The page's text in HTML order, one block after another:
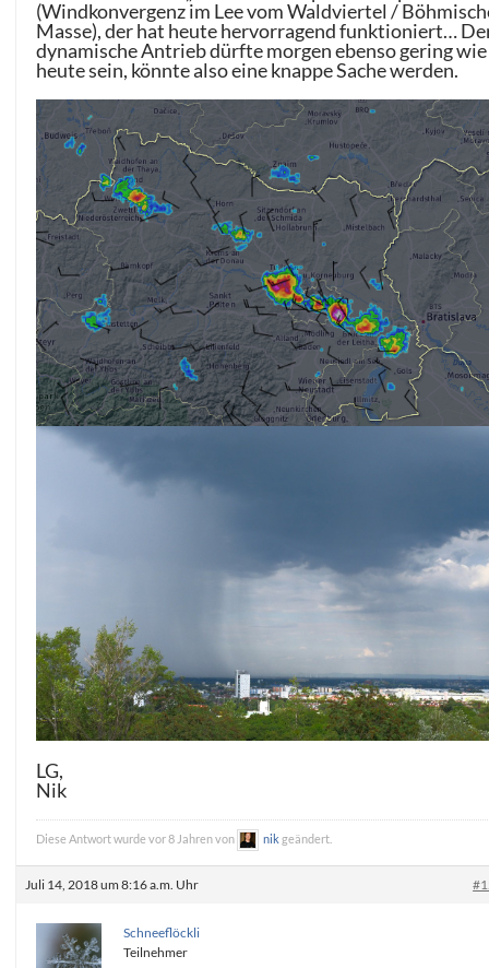
(Windkonvergenz im Lee vom Waldviertel /
Masse), der hat heute hervorragend funktioniert…
dynamische Antrieb dürfte morgen ebenso gering wie
heute sein, könnte also eine knappe Sache werden.
LG,
Nik
Diese Antwort wurde vor 8 Jahren von nik geändert.
Juli 14, 2018 um 8:16 a.m. Uhr
Schneeflöckli
Teilnehmer